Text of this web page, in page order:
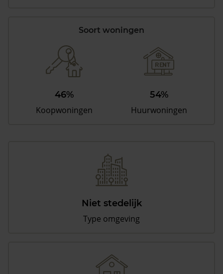
Soort woningen
46%
Koopwoningen
54%
Huurwoningen
Niet stedelijk
Type omgeving